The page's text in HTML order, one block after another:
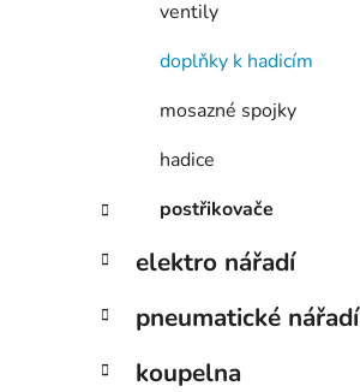
ventily
doplňky k hadicím
mosazné spojky
hadice
postřikovače
elektro nářadí
pneumatické nářadí
koupelna